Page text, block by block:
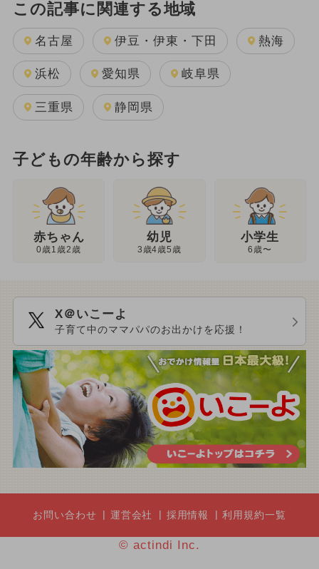
この記事に関連する地域
名古屋 伊豆・伊東・下田 熱海
浜松 愛知県 岐阜県
三重県 静岡県
子どもの年齢から探す
赤ちゃん
0歳1歳2歳
幼児
3歳4歳5歳
小学生
6歳〜
X＠いこーよ
子育て中のママパパのお出かけを応援！
お問い合わせ 運営会社 採用情報 利用規約一覧
© actindi Inc.